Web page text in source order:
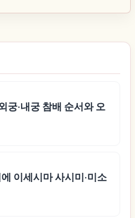
궁·내궁 참배 순서와 오
이세시마 사시미·미소